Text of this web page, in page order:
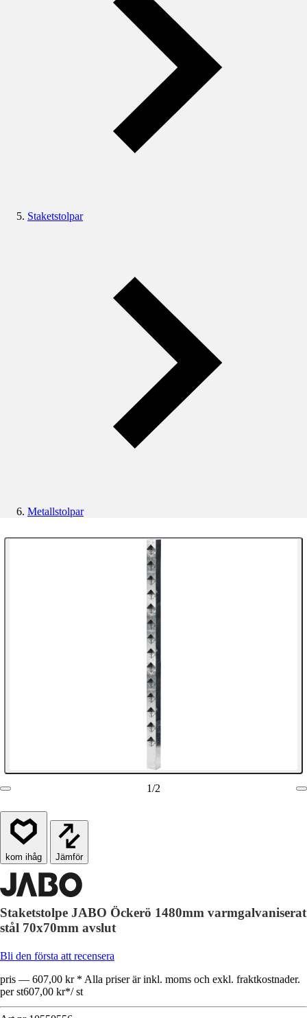
Staketstolpar
Metallstolpar
1/2
Jämför
Staketstolpe JABO Öckerö 1480mm varmgalvaniserat
stål 70x70mm avslut
Bli den första att recensera
pris — 607,00 kr * Alla priser är inkl. moms och exkl. fraktkostnader.
per st607,00 kr*/ st